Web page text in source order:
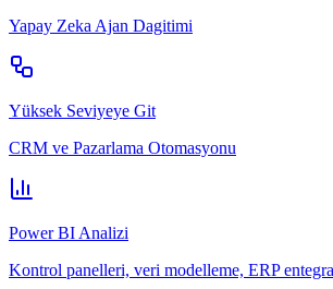
Yapay Zeka Ajan Dagitimi
Yüksek Seviyeye Git
CRM ve Pazarlama Otomasyonu
Power BI Analizi
Kontrol panelleri, veri modelleme, ERP